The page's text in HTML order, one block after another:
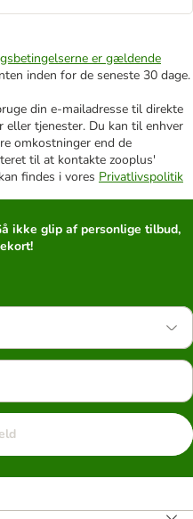
er gældende
inden for de seneste 30 dage.
din e-mailadresse til direkte
eller tjenester. Du kan til enhver
omkostninger end de
til at kontakte zooplus'
findes i vores Privatlivspolitik
ikke glip af personlige tilbud,